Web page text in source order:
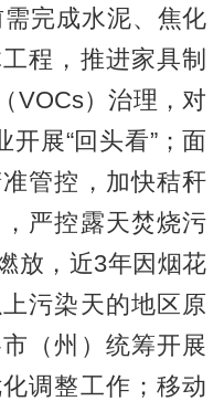
完成水泥、焦化
程，推进家具制
VOCs）治理，对
展“回头看”；面
管控，加快秸秆
严控露天焚烧污
放，近3年因烟花
污染天的地区原
（州）统筹开展
调整工作；移动